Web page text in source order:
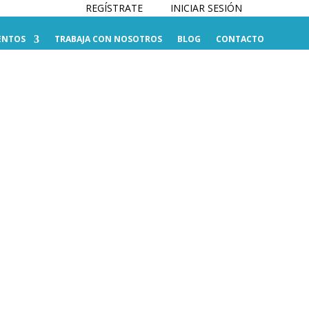
REGÍSTRATE INICIAR SESIÓN
TRABAJA CON NOSOTROS BLOG CONTACTO